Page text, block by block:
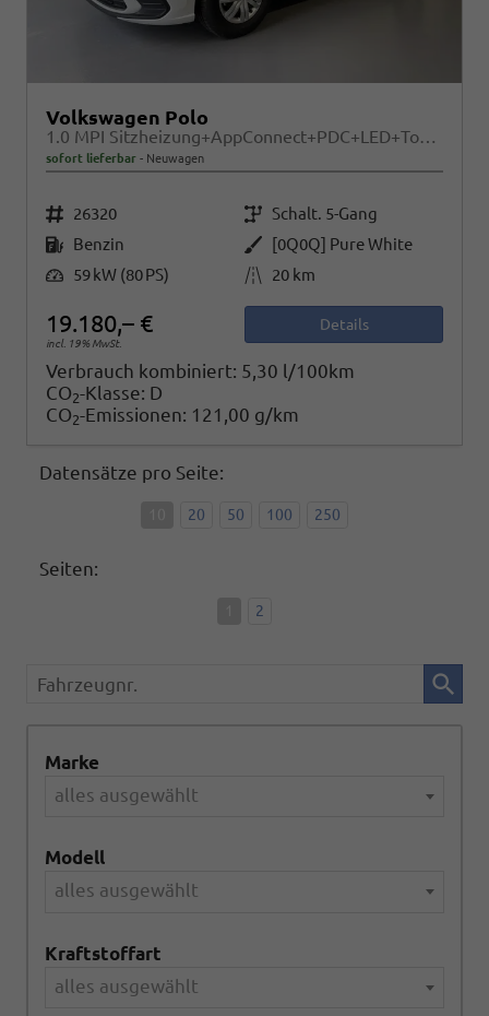
Volkswagen Polo
1.0 MPI Sitzheizung+AppConnect+PDC+LED+Touch+Lichtsensor+MultiLenkrad
sofort lieferbar Neuwagen
Fahrzeugnr. 26320 Getriebe Schalt. 5-Gang
Kraftstoff Benzin Außenfarbe
[0Q0Q] Pure White
Leistung 59 kW (80 PS) Kilometerstand 20 km
19.180,– €
incl. 19% MwSt.
Details
Verbrauch kombiniert: 5,30 l/100km
CO2-Klasse: D
CO2-Emissionen: 121,00 g/km
Datensätze pro Seite:
20 50 100 250
Seiten:
2
Fahrzeugnr.
Marke
alles ausgewählt
Modell
alles ausgewählt
Kraftstoffart
alles ausgewählt